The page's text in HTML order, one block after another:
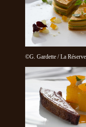
©G. Gardette / La